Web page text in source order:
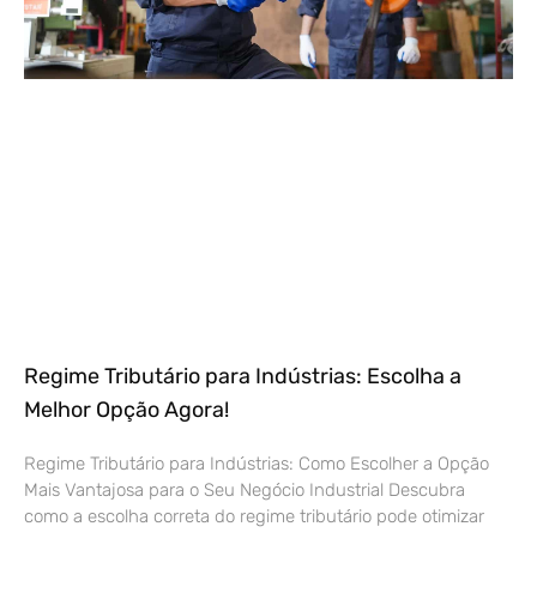
Regime Tributário para Indústrias: Escolha a
Melhor Opção Agora!
Regime Tributário para Indústrias: Como Escolher a Opção
Mais Vantajosa para o Seu Negócio Industrial Descubra
como a escolha correta do regime tributário pode otimizar